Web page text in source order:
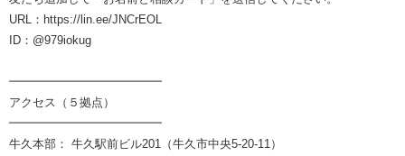
URL：https://lin.ee/JNCrEOL
ID：@979iokug
━━━━━━━━━━━━━
アクセス（５拠点）
━━━━━━━━━━━━━
牛久本部： 牛久駅前ビル201（牛久市中央5-20-11）